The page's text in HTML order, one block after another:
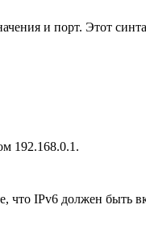
и порт. Этот
192.168.0.1.
что IPv6 должен быть